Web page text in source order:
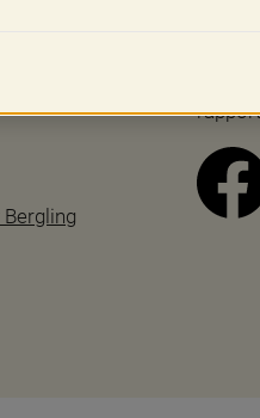
Bergling